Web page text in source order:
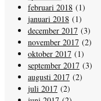
februari 2018 (1)
januari 2018 (1)
december 2017 (3)
november 2017 (2)
oktober 2017 (1)
september 2017 (3)
augusti 2017 (2)
juli 2017 (2)